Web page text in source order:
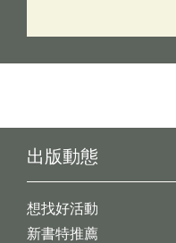
出版動態
想找好活動
新書特推薦